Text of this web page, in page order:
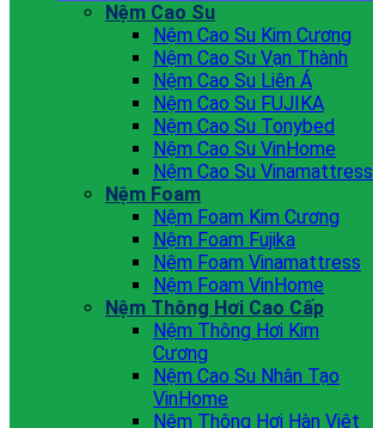
Nệm Cao Su
Nệm Cao Su Kim Cương
Nệm Cao Su Vạn Thành
Nệm Cao Su Liên Á
Nệm Cao Su FUJIKA
Nệm Cao Su Tonybed
Nệm Cao Su VinHome
Nệm Cao Su Vinamattress
Nệm Foam
Nệm Foam Kim Cương
Nệm Foam Fujika
Nệm Foam Vinamattress
Nệm Foam VinHome
Nệm Thông Hơi Cao Cấp
Nệm Thông Hơi Kim
Cương
Nệm Cao Su Nhân Tạo
VinHome
Nệm Thông Hơi Hàn Việt